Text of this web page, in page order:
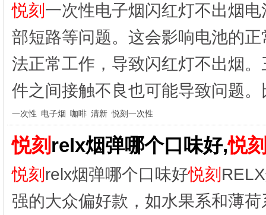
悦刻 一次性电子烟闪红灯不出烟
部短路等问题。这会影响电池的
法正常工作，导致闪红灯不出烟
件之间接触不良也可能导致问题
一次性 电子烟 咖啡 清新 悦刻一次性
悦刻 relx烟弹哪个口味好,悦
悦刻 relx烟弹哪个口味好悦刻
强的大众偏好款，如水果系和薄